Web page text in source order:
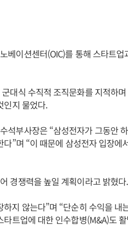
베이션센터(OIC)를 통해 스타트업
대식 수직적 조직문화를 지적하
인지 물었다.
석부사장은 “삼성전자가 그동안
”며 “이 때문에 삼성전자 입장에
경쟁력을 높일 계획이라고 밝혔다.
지 않는다”며 “단순히 수익을 내
트업에 대한 인수합병(M&A)도